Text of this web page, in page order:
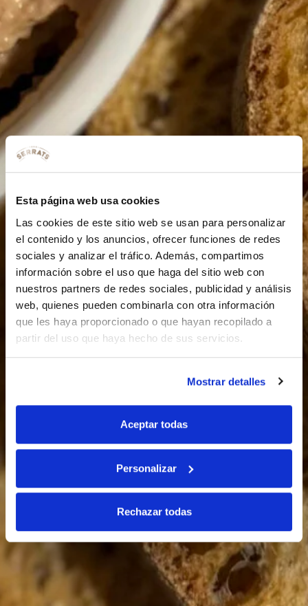
Esta página web usa cookies
Las cookies de este sitio web se usan para personalizar
el contenido y los anuncios, ofrecer funciones de redes
sociales y analizar el tráfico. Además, compartimos
información sobre el uso que haga del sitio web con
nuestros partners de redes sociales, publicidad y análisis
web, quienes pueden combinarla con otra información
que les haya proporcionado o que hayan recopilado a
partir del uso que haya hecho de sus servicios.
Mostrar detalles
Aceptar todas
Personalizar
Rechazar todas